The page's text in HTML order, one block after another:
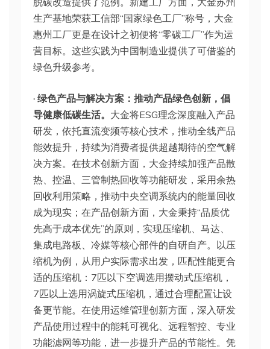
生产基地荣获工信部“国家绿色工厂”称号，大金
惠州工厂更是在设计之初便将“零碳工厂”作为运
营目标。这些实践为中国制造业提供了可借鉴的
绿色升级参考。
· 绿色产品与解决方案：推动产品绿色创新，倡
导健康低碳生活。 大金将ESG理念深度融入产品
研发，依托直流变频等核心技术，推动全线产品
能效提升，持续为消费者提供超越期待的空气解
决方案。在技术创新方面，大金持续加强产品散
热、控温、三管制热回收等功能研发，采用余热
回收利用策略，推动中央空调系统内的能量回收
成为现实；在产品创新方面，大金秉持“品质优
先高于成本优先”的原则，实现压缩机、马达、
集成电路板、冷媒等核心部件的自研自产。以压
缩机为例，从用户实际需求出发，匹配性能更合
适的压缩机：7匹以下空调选用摆动式压缩机，
7匹以上选用涡旋式压缩机，通过合理配置让设
备更节能。在使用运维管理创新方面，深入研发
产品使用过程中的能耗可视化、远程智控、专业
功能滤网等功能，进一步提升产品的节能性。凭